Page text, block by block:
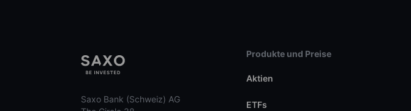
Saxo Bank (Schweiz) AG
Produkte und Preise
Aktien
ETFs